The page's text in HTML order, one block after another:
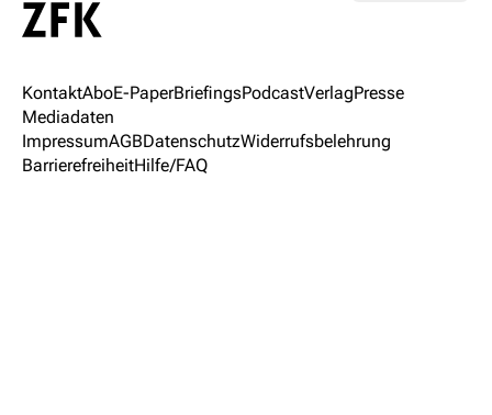
KontaktAboE-PaperBriefingsPodcastVerlagPresse
Mediadaten
ImpressumAGBDatenschutzWiderrufsbelehrung
BarrierefreiheitHilfe/FAQ